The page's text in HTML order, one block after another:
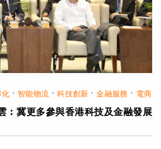
化·智能物流·科技創新 ·金融服務 · 電商
︰冀更多參與香港科技及金融發展